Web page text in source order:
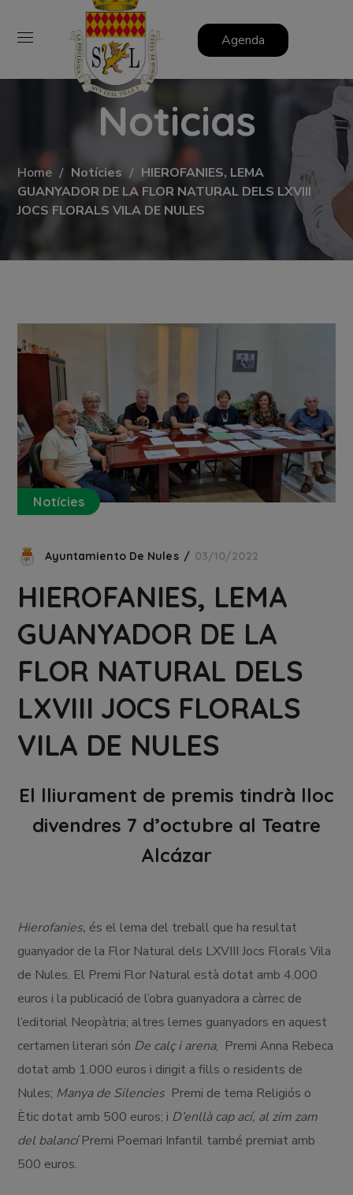
Agenda
Noticias
Home Notícies
HIEROFANIES, LEMA
GUANYADOR DE LA FLOR NATURAL DELS LXVIII
JOCS FLORALS VILA DE NULES
Notícies
Ayuntamiento De Nules 03/10/2022
HIEROFANIES, LEMA
GUANYADOR DE LA
FLOR NATURAL DELS
LXVIII JOCS FLORALS
VILA DE NULES
El lliurament de premis tindrà lloc
divendres 7 d’octubre al Teatre
Alcázar
Hierofanies, és el lema del treball que ha resultat
guanyador de la Flor Natural dels LXVIII Jocs Florals Vila
de Nules. El Premi Flor Natural està dotat amb 4.000
euros i la publicació de l’obra guanyadora a càrrec de
l’editorial Neopàtria; altres lemes guanyadors en aquest
certamen literari són De calç i arena, Premi Anna Rebeca
dotat amb 1.000 euros i dirigit a fills o residents de
Nules; Manya de Silencies Premi de tema Religiós o
Ètic dotat amb 500 euros; i D’enllà cap ací, al zim zam
del balancíPremi Poemari Infantil també premiat amb
500 euros.